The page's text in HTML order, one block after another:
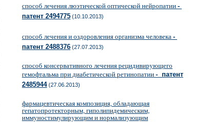
способ лечения люэтической оптической нейропатии -
патент 2494775 (10.10.2013)
способ лечения и оздоровления организма человека -
патент 2488376 (27.07.2013)
способ консервативного лечения рецидивирующего
гемофтальма при диабетической ретинопатии - патент
2485944(27.06.2013)
фармацевтическая композиция, обладающая
гепатопротекторным, гиполипидемическим,
иммуностимулирующим и нормализующим